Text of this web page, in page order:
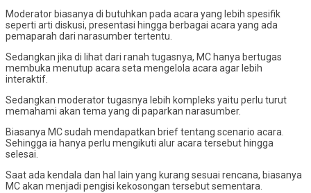
Moderator biasanya di butuhkan pada acara yang lebih spesifik
seperti arti diskusi, presentasi hingga berbagai acara yang ada
pemaparah dari narasumber tertentu.
Sedangkan jika di lihat dari ranah tugasnya, MC hanya bertugas
membuka menutup acara seta mengelola acara agar lebih
interaktif.
Sedangkan moderator tugasnya lebih kompleks yaitu perlu turut
memahami akan tema yang di paparkan narasumber.
Biasanya MC sudah mendapatkan brief tentang scenario acara.
Sehingga ia hanya perlu mengikuti alur acara tersebut hingga
selesai.
Saat ada kendala dan hal lain yang kurang sesuai rencana, biasanya
MC akan menjadi pengisi kekosongan tersebut sementara.